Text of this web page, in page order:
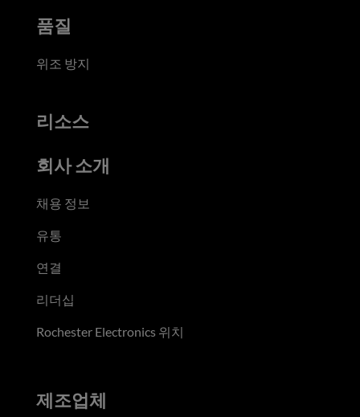
품질
위조 방지
리소스
회사 소개
채용 정보
유통
연결
리더십
Rochester Electronics 위치
제조업체